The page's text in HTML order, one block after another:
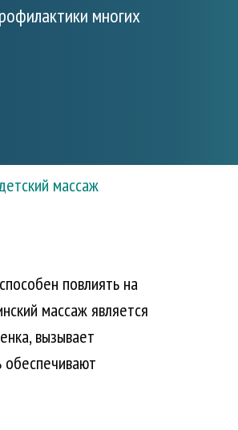
многих
массаж
повлиять на
массаж является
вызывает
обеспечивают